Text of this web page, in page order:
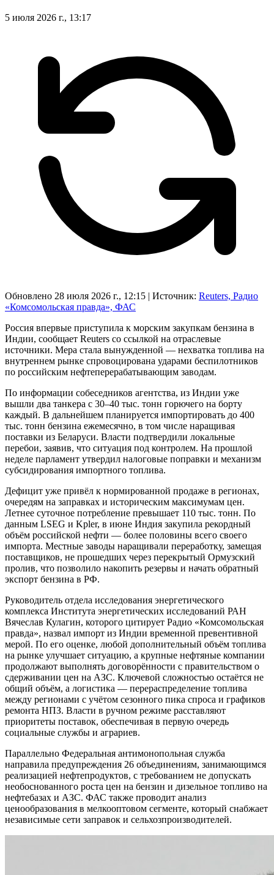
5 июля 2026 г., 13:17
Обновлено 28 июля 2026 г., 12:15 | Источник: Reuters, Радио
«Комсомольская правда», ФАС
Россия впервые приступила к морским закупкам бензина в
Индии, сообщает Reuters со ссылкой на отраслевые
источники. Мера стала вынужденной — нехватка топлива на
внутреннем рынке спровоцирована ударами беспилотников
по российским нефтеперерабатывающим заводам.
По информации собеседников агентства, из Индии уже
вышли два танкера с 30–40 тыс. тонн горючего на борту
каждый. В дальнейшем планируется импортировать до 400
тыс. тонн бензина ежемесячно, в том числе наращивая
поставки из Беларуси. Власти подтвердили локальные
перебои, заявив, что ситуация под контролем. На прошлой
неделе парламент утвердил налоговые поправки и механизм
субсидирования импортного топлива.
Дефицит уже привёл к нормированной продаже в регионах,
очередям на заправках и историческим максимумам цен.
Летнее суточное потребление превышает 110 тыс. тонн. По
данным LSEG и Kpler, в июне Индия закупила рекордный
объём российской нефти — более половины всего своего
импорта. Местные заводы наращивали переработку, замещая
поставщиков, не прошедших через перекрытый Ормузский
пролив, что позволило накопить резервы и начать обратный
экспорт бензина в РФ.
Руководитель отдела исследования энергетического
комплекса Института энергетических исследований РАН
Вячеслав Кулагин, которого цитирует Радио «Комсомольская
правда», назвал импорт из Индии временной превентивной
мерой. По его оценке, любой дополнительный объём топлива
на рынке улучшает ситуацию, а крупные нефтяные компании
продолжают выполнять договорённости с правительством о
сдерживании цен на АЗС. Ключевой сложностью остаётся не
общий объём, а логистика — перераспределение топлива
между регионами с учётом сезонного пика спроса и графиков
ремонта НПЗ. Власти в ручном режиме расставляют
приоритеты поставок, обеспечивая в первую очередь
социальные службы и аграриев.
Параллельно Федеральная антимонопольная служба
направила предупреждения 26 объединениям, занимающимся
реализацией нефтепродуктов, с требованием не допускать
необоснованного роста цен на бензин и дизельное топливо на
нефтебазах и АЗС. ФАС также проводит анализ
ценообразования в мелкооптовом сегменте, который снабжает
независимые сети заправок и сельхозпроизводителей.